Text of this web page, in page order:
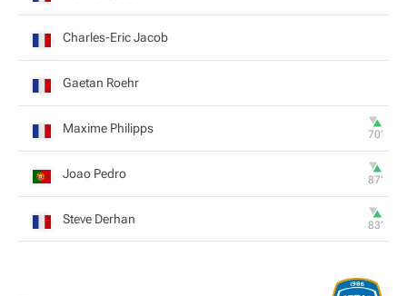
Charles-Eric Jacob
Gaetan Roehr
Maxime Philipps 70‎’‎
Joao Pedro 87‎’‎
Steve Derhan 83‎’‎